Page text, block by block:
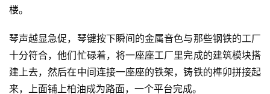
楼。
琴声越显急促，琴键按下瞬间的金属音色与那些钢铁的工厂
十分符合，他们忙碌着，将一座座工厂里完成的建筑模块搭
建上去，然后在中间连接一座座的铁架，铸铁的榫卯拼接起
来，上面铺上柏油成为路面，一个平台完成。